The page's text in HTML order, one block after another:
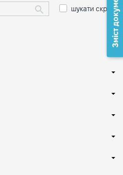
шукати скрізьЗміст документа